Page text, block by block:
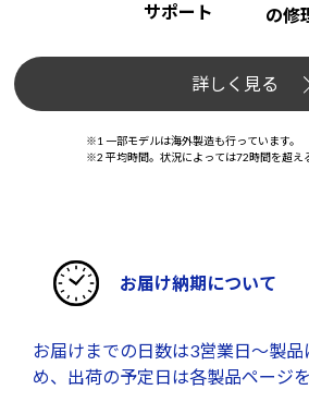
サポート
の修
詳しく見る
※1 一部モデルは海外製造も行っています。
※2 平均時間。状況によっては72時間を超え
お届け納期について
お届けまでの日数は3営業日～製品
め、出荷の予定日は各製品ページ